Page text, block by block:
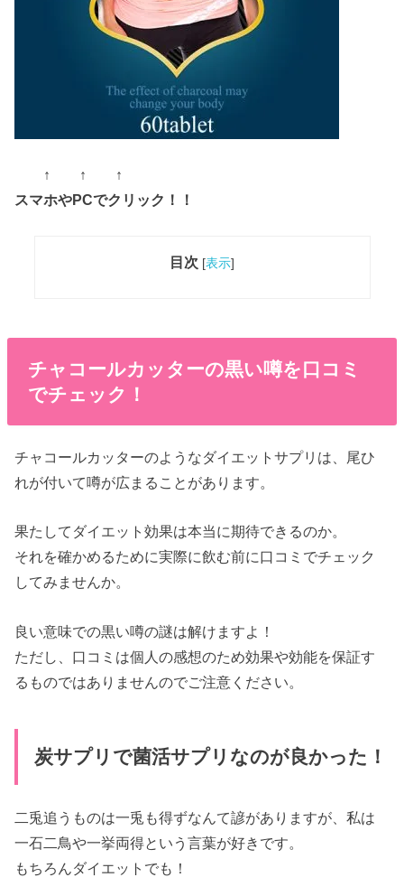
↑ ↑ ↑
スマホやPCでクリック！！
目次 [表示]
チャコールカッターの黒い噂を口コミ
でチェック！
チャコールカッターのようなダイエットサプリは、尾ひ
れが付いて噂が広まることがあります。
果たしてダイエット効果は本当に期待できるのか。
それを確かめるために実際に飲む前に口コミでチェック
してみませんか。
良い意味での黒い噂の謎は解けますよ！
ただし、口コミは個人の感想のため効果や効能を保証す
るものではありませんのでご注意ください。
炭サプリで菌活サプリなのが良かった！
二兎追うものは一兎も得ずなんて諺がありますが、私は
一石二鳥や一挙両得という言葉が好きです。
もちろんダイエットでも！